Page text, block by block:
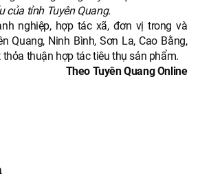
của tỉnh Tuyên Quang.
nghiệp, hợp tác xã, đơn vị trong và
Quang, Ninh Bình, Sơn La, Cao Bằng,
thuận hợp tác tiêu thụ sản phẩm.
Theo Tuyên Quang Online